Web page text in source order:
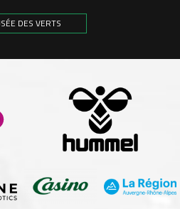
DES VERTS